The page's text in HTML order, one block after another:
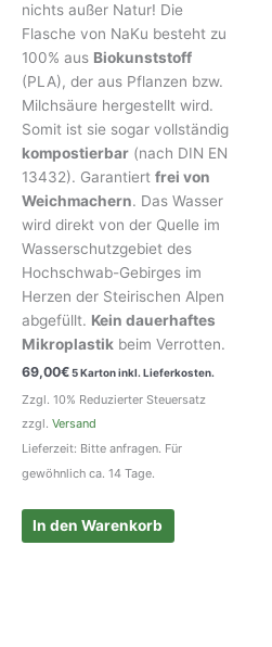
nichts außer Natur! Die
Flasche von NaKu besteht zu
100% aus Biokunststoff
(PLA), der aus Pflanzen bzw.
Milchsäure hergestellt wird.
Somit ist sie sogar vollständig
kompostierbar (nach DIN EN
13432). Garantiert frei von
Weichmachern. Das Wasser
wird direkt von der Quelle im
Wasserschutzgebiet des
Hochschwab-Gebirges im
Herzen der Steirischen Alpen
abgefüllt. Kein dauerhaftes
Mikroplastik beim Verrotten.
69,00€5 Karton inkl. Lieferkosten.
Zzgl. 10% Reduzierter Steuersatz
zzgl. Versand
Lieferzeit: Bitte anfragen. Für
gewöhnlich ca. 14 Tage.
In den Warenkorb